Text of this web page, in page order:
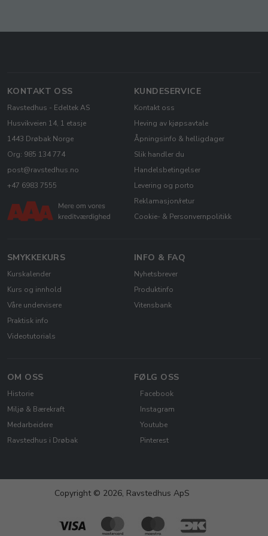
KONTAKT OSS
Ravstedhus - Edeltek AS
Husvikveien 14, 1 etasje
1443 Drøbak Norge
Org: 985 134 774
post@ravstedhus.no
+47 6983 7555
KUNDESERVICE
Kontakt oss
Heving av kjøpsavtale
Åpningsinfo & helligdager
Slik handler du
Handelsbetingelser
Levering og porto
Reklamasjon/retur
Cookie- & Personvernpolitikk
SMYKKEKURS
Kurskalender
Kurs og innhold
Våre undervisere
Praktisk info
Videotutorials
INFO & FAQ
Nyhetsbrever
Produktinfo
Vitensbank
OM OSS
Historie
Miljø & Bærekraft
Medarbeidere
Ravstedhus i Drøbak
FØLG OSS
Facebook
Instagram
Youtube
Pinterest
Copyright © 2026, Ravstedhus ApS